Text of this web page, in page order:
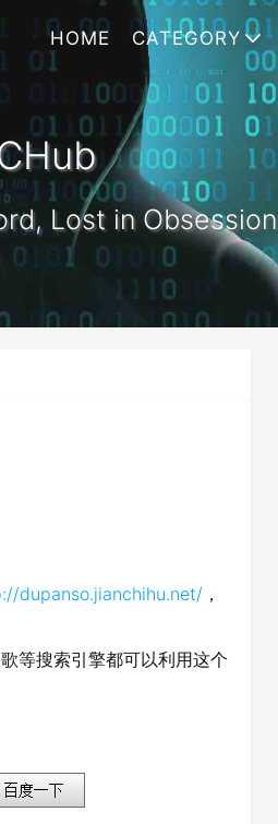
HOME CATEGORY
Lost in Obsession
dupanso.jianchihu.net/ ，
等搜索引擎都可以利用这个